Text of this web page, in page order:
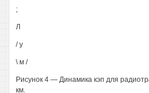
;
Л
/ у
\ м /
Рисунок 4 — Динамика кэп для
км.